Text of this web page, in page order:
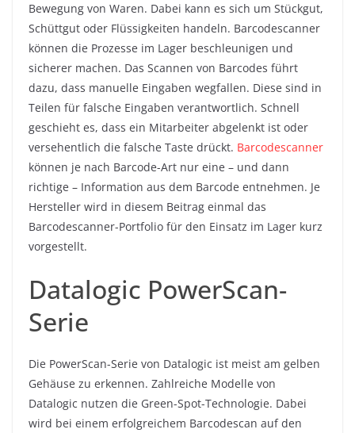
Bewegung von Waren. Dabei kann es sich um Stückgut,
Schüttgut oder Flüssigkeiten handeln. Barcodescanner
können die Prozesse im Lager beschleunigen und
sicherer machen. Das Scannen von Barcodes führt
dazu, dass manuelle Eingaben wegfallen. Diese sind in
Teilen für falsche Eingaben verantwortlich. Schnell
geschieht es, dass ein Mitarbeiter abgelenkt ist oder
versehentlich die falsche Taste drückt. Barcodescanner
können je nach Barcode-Art nur eine – und dann
richtige – Information aus dem Barcode entnehmen. Je
Hersteller wird in diesem Beitrag einmal das
Barcodescanner-Portfolio für den Einsatz im Lager kurz
vorgestellt.
Datalogic PowerScan-
Serie
Die PowerScan-Serie von Datalogic ist meist am gelben
Gehäuse zu erkennen. Zahlreiche Modelle von
Datalogic nutzen die Green-Spot-Technologie. Dabei
wird bei einem erfolgreichem Barcodescan auf den